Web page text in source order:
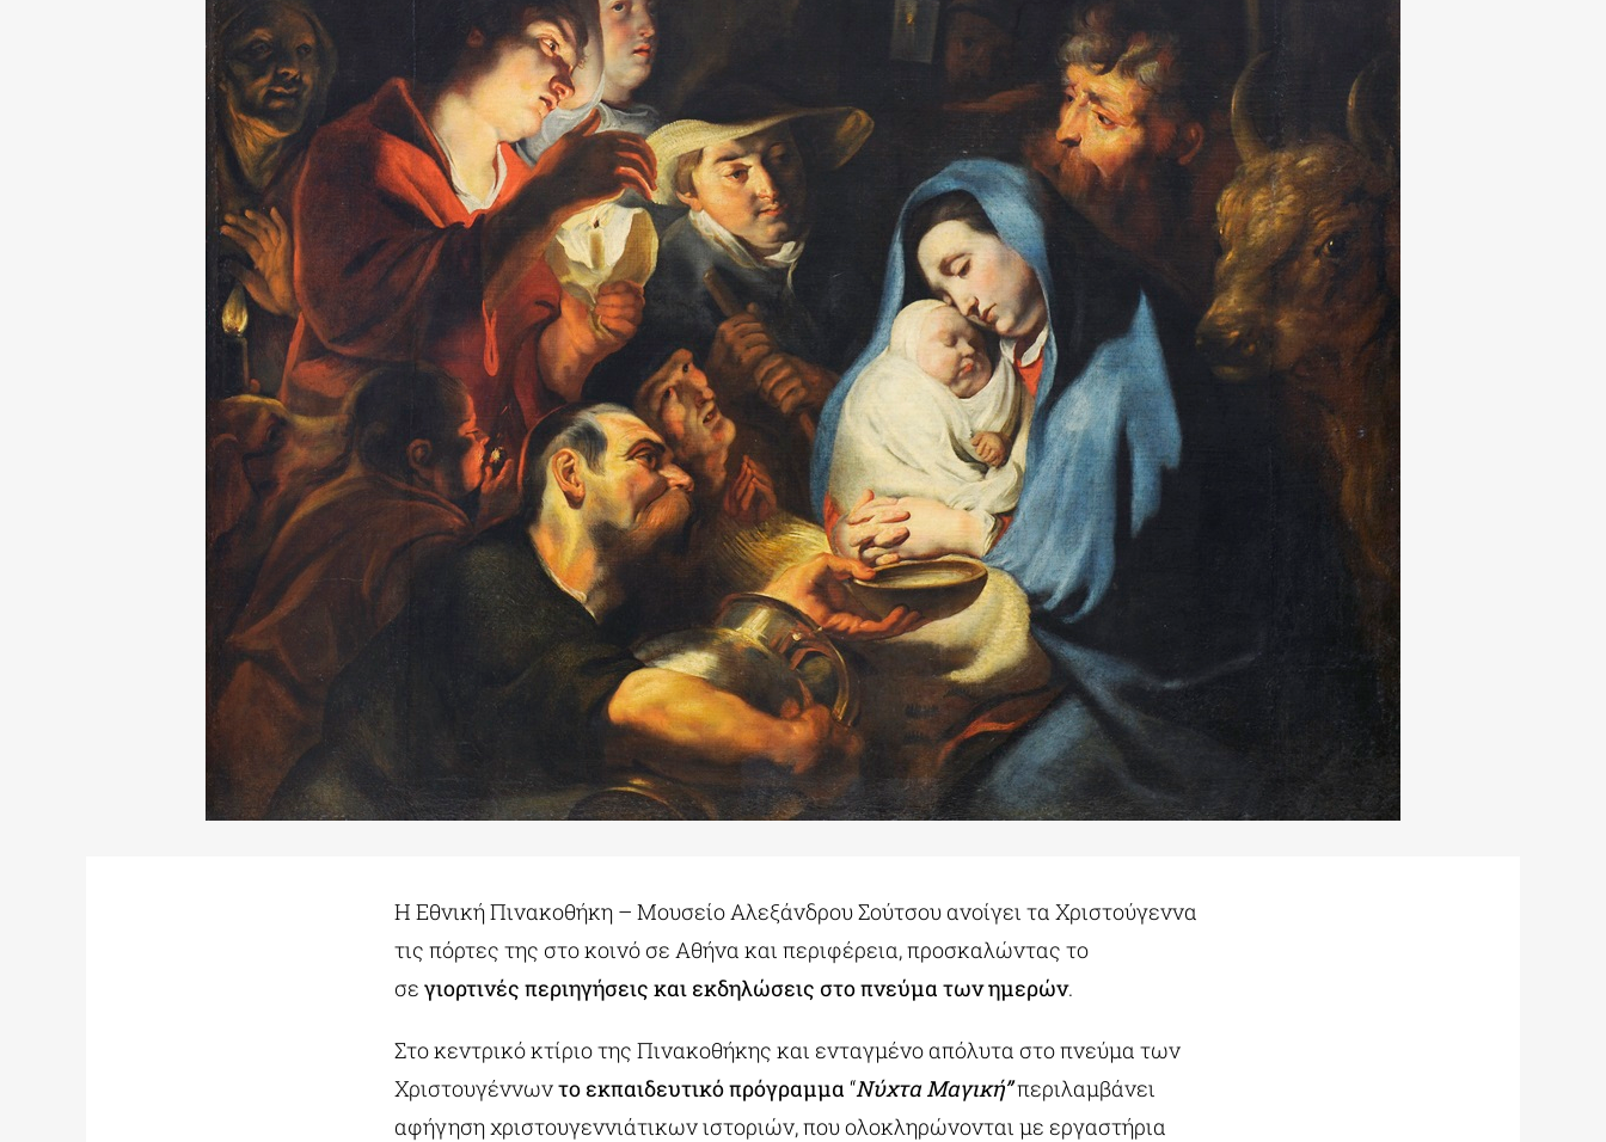
Η Εθνική Πινακοθήκη – Μουσείο Αλεξάνδρου Σούτσου ανοίγει τα Χριστούγεννα
τις πόρτες της στο κοινό σε Αθήνα και περιφέρεια, προσκαλώντας το
σε γιορτινές περιηγήσεις και εκδηλώσεις στο πνεύμα των ημερών.
Στο κεντρικό κτίριο της Πινακοθήκης και ενταγμένο απόλυτα στο πνεύμα των
Χριστουγέννωντο εκπαιδευτικό πρόγραμμα “Νύχτα Μαγική”περιλαμβάνει
αφήγηση χριστουγεννιάτικων ιστοριών, που ολοκληρώνονται με εργαστήρια